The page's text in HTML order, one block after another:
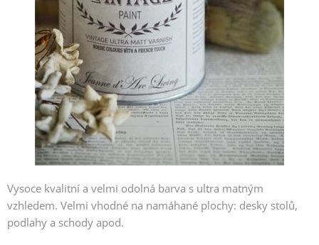
Vysoce kvalitní a velmi odolná barva s ultra matným
vzhledem. Velmi vhodné na namáhané plochy: desky stolů,
podlahy a schody apod.